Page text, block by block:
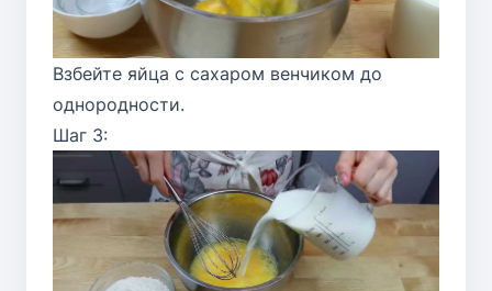
Взбейте яйца с сахаром венчиком до
однородности.
Шаг 3: